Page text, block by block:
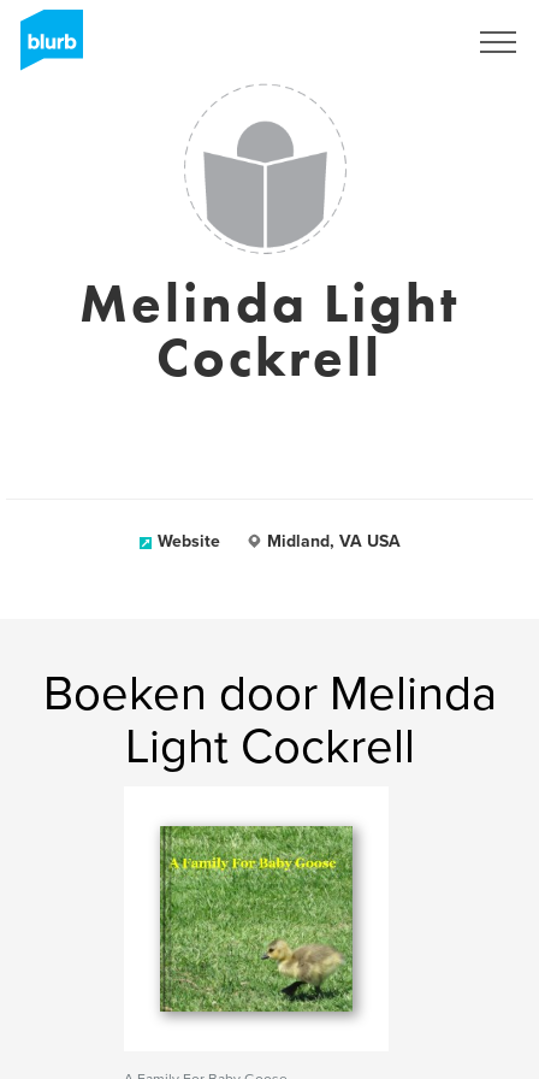
Melinda Light
Cockrell
Website Midland, VA USA
Boeken door Melinda
Light Cockrell